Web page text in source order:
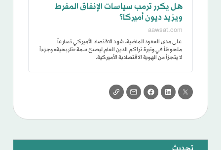
هل يكرر ترمب سياسات الإنفاق المفرط
ويزيد ديون أميركا؟
aawsat.com
على مدى العقود الماضية، شهد الاقتصاد الأميركي تسارعاً
ملحوظاً في وتيرة تراكم الدين العام ليصبح سمة «تاريخية» وجزءاً
لا يتجزأ من الهوية الاقتصادية الأميركية.